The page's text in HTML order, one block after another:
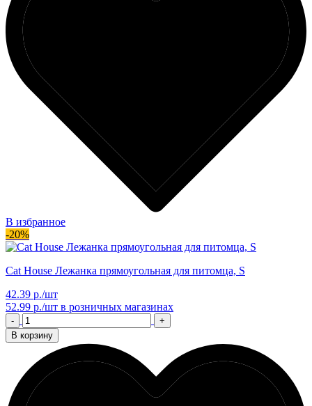
В избранное
-20%
Cat House Лежанка прямоугольная для питомца, S
42.39 р./шт
52.99 р./шт в розничных магазинах
-
+
В корзину